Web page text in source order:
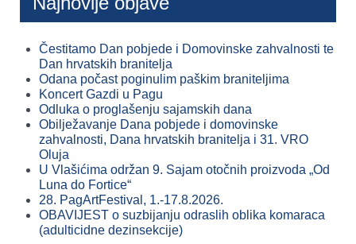
Čestitamo Dan pobjede i Domovinske zahvalnosti te
Dan hrvatskih branitelja
Odana počast poginulim paškim braniteljima
Koncert Gazdi u Pagu
Odluka o proglašenju sajamskih dana
Obilježavanje Dana pobjede i domovinske
zahvalnosti, Dana hrvatskih branitelja i 31. VRO
Oluja
U Vlašićima održan 9. Sajam otočnih proizvoda „Od
Luna do Fortice“
28. PagArtFestival, 1.-17.8.2026.
OBAVIJEST o suzbijanju odraslih oblika komaraca
(adulticidne dezinsekcije)